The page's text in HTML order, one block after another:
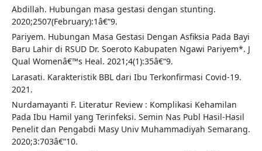
Abdillah. Hubungan masa gestasi dengan stunting.
2020;2507(February):1â€“9.
Pariyem. Hubungan Masa Gestasi Dengan Asfiksia Pada Bayi
Baru Lahir di RSUD Dr. Soeroto Kabupaten Ngawi Pariyem*. J
Qual Womenâ€™s Heal. 2021;4(1):35â€“9.
Larasati. Karakteristik BBL dari Ibu Terkonfirmasi Covid-19.
2021.
Nurdamayanti F. Literatur Review : Komplikasi Kehamilan
Pada Ibu Hamil yang Terinfeksi. Semin Nas Publ Hasil-Hasil
Penelit dan Pengabdi Masy Univ Muhammadiyah Semarang.
2020;3:703â€“10.